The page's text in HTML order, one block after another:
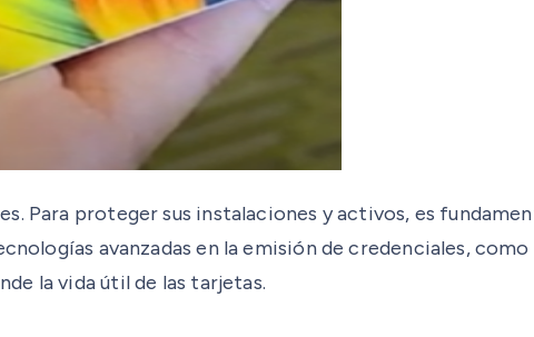
Para proteger sus instalaciones y activos, es
avanzadas en la emisión de credenciales,
la vida útil de las tarjetas.